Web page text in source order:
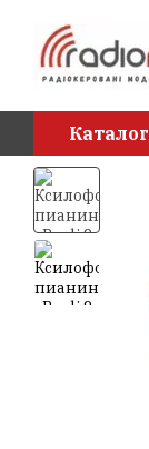
Каталог